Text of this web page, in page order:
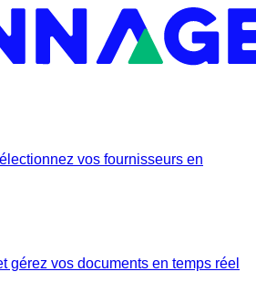
vos fournisseurs en
gérez vos documents en temps réel